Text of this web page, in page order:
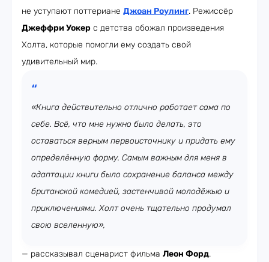
не уступают поттериане Джоан Роулинг. Режиссёр
Джеффри Уокер с детства обожал произведения
Холта, которые помогли ему создать свой
удивительный мир.
«Книга действительно отлично работает сама по
себе. Всё, что мне нужно было делать, это
оставаться верным первоисточнику и придать ему
определённую форму. Самым важным для меня в
адаптации книги было сохранение баланса между
британской комедией, застенчивой молодёжью и
приключениями. Холт очень тщательно продумал
свою вселенную»,
— рассказывал сценарист фильма Леон Форд.